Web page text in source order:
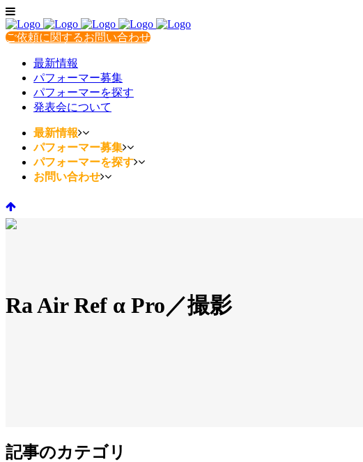
ご依頼に関するお問い合わせ
最新情報
パフォーマー募集
パフォーマーを探す
発表会について
最新情報
パフォーマー募集
パフォーマーを探す
お問い合わせ
Ra Air Ref α Pro／撮影
記事のカテゴリ